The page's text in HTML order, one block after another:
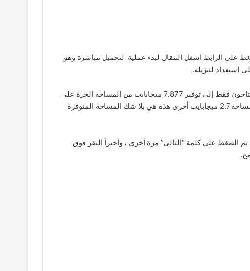
على الرابط اسفل المقال لبدء عملية التحميل مباشرة وهو
لتنزيله.
فقط كن على علم يمكنك تحميل برنامج jumpstart اخر اصدار برابط مباشر للكمبيوتر 2022 لن يجعل المستخدمين يحتاجون فقط إلى توفير 7.877 ميجابايت من المساحة الحرة على
القرص الصلب بجهاز الكمبيوتر الخاص بهم ، ولن يتطلب من المستخدم أن يكون لديه أي متطلبات أخرى بخلاف توفير مساحة 2.7 ميجابايت أخرى هذه هي بلا شك المساحة المتوفرة
ثم الضغط على كلمة “التالي” مرة أخرى ، وأخيراً النقر فوق